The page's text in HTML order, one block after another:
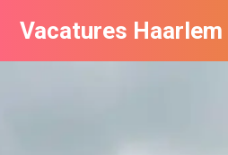
Vacatures Haarlem
Vacatures per bedrijf in